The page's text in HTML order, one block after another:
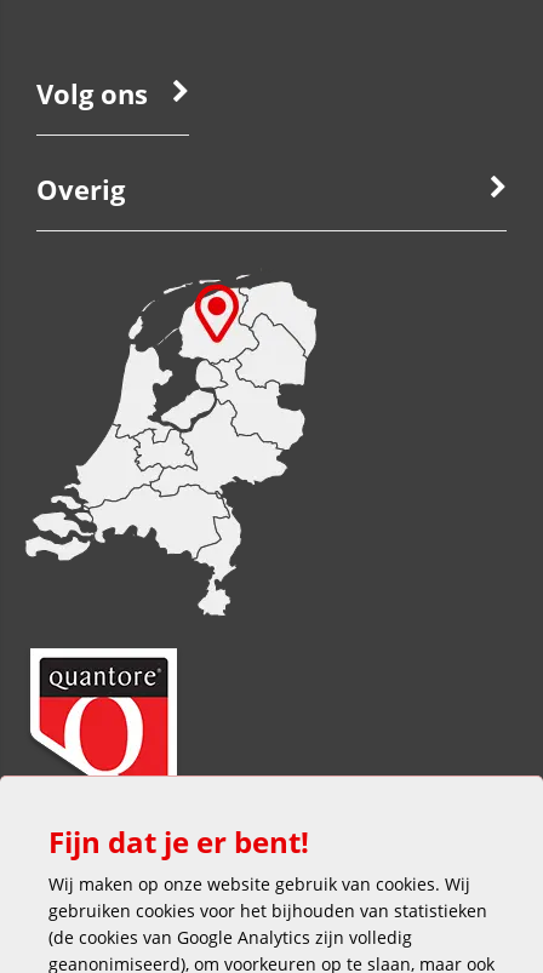
Volg ons
Overig
Fijn dat je er bent!
Wij maken op onze website gebruik van cookies. Wij
gebruiken cookies voor het bijhouden van statistieken
(de cookies van Google Analytics zijn volledig
geanonimiseerd), om voorkeuren op te slaan, maar ook